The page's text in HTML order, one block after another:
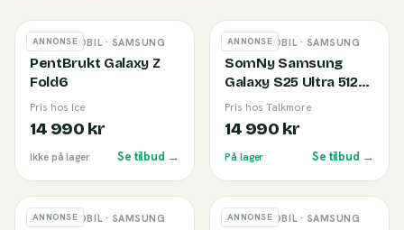
ANNONSE
BRUKT MOBIL· SAMSUNG
PentBrukt Galaxy Z
Fold6
Pris hos Ice
14 990 kr
Ikke på lager Se tilbud →
ANNONSE
BRUKT MOBIL· SAMSUNG
SomNy Samsung
Galaxy S25 Ultra 512
GB Titanium Black (C)
Pris hos Talkmore
14 990 kr
På lager Se tilbud →
ANNONSE
BRUKT MOBIL· SAMSUNG ANNONSE
BRUKT MOBIL· SAMSUNG